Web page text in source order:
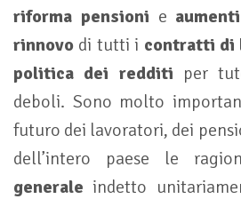
riforma pensioni e
rinnovo di tutti i contratti di
politica dei redditi per
deboli. Sono molto
futuro dei lavoratori, dei
dell’intero paese le
generale indetto